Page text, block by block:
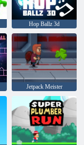
Hop Ballz 3d
Jetpack Meister